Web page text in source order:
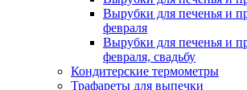
Вырубки для печенья и
февраля
Вырубки для печенья и
февраля, свадьбу
Кондитерские термометры
Трафареты для выпечки